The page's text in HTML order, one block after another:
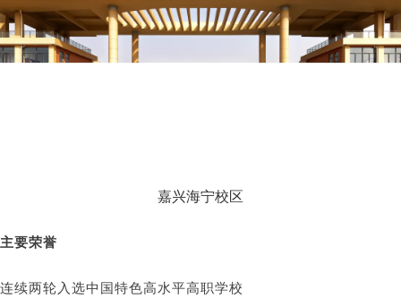
嘉兴海宁校区
主要荣誉
连续两轮入选中国特色高水平高职学校